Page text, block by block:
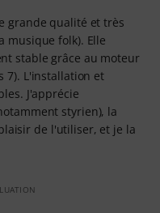
grande qualité et très
musique folk). Elle
stable grâce au moteur
7). L'installation et
J'apprécie
styrien), la
de l'utiliser, et je la